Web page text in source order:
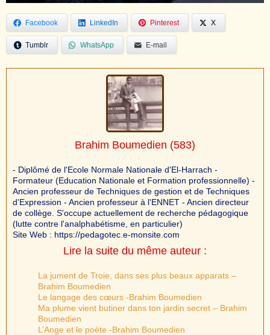
Facebook LinkedIn Pinterest X
Tumblr WhatsApp E-mail
Brahim Boumedien (583)
- Diplômé de l'Ecole Normale Nationale d'El-Harrach -
Formateur (Education Nationale et Formation professionnelle) -
Ancien professeur de Techniques de gestion et de Techniques
d'Expression - Ancien professeur à l'ENNET - Ancien directeur
de collège. S'occupe actuellement de recherche pédagogique
(lutte contre l'analphabétisme, en particulier)
Site Web : https://pedagotec.e-monsite.com
Lire la suite du même auteur :
La jument de Troie, dans ses plus beaux apparats –
Brahim Boumedien
Le langage des cœurs -Brahim Boumedien
Ma plume vient butiner dans ton jardin secret – Brahim
Boumedien
L’Ange et le poète -Brahim Boumedien